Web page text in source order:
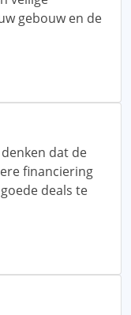
gebouw en de
dat de
financiering
deals te